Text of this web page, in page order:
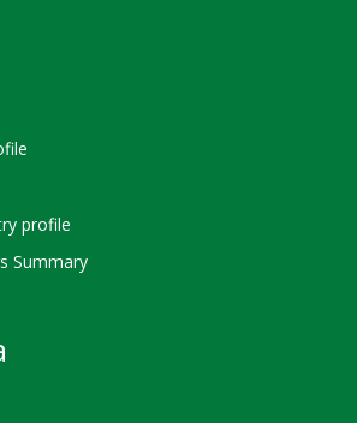
profile
Summary